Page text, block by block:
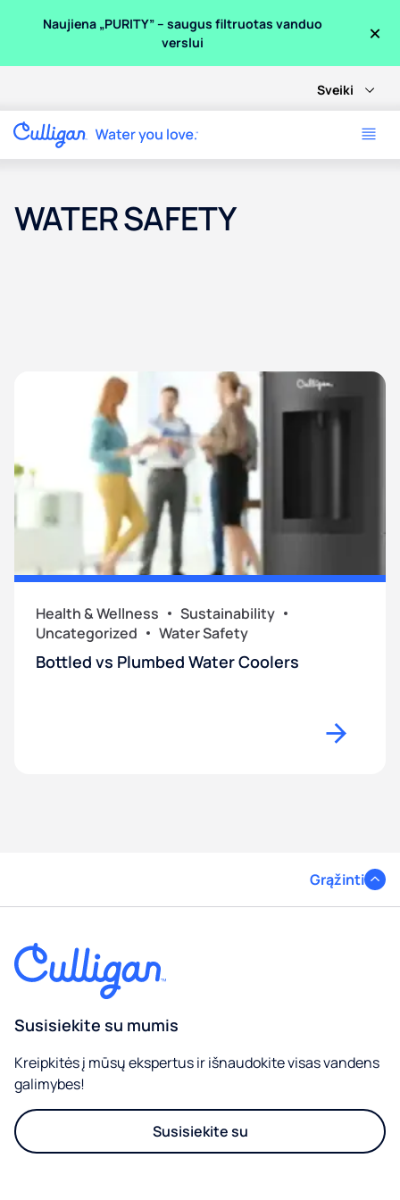
Naujiena „PURITY” – saugus filtruotas vanduo
verslui
×
Sveiki
WATER SAFETY
Health & Wellness
Sustainability
Uncategorized
Water Safety
Bottled vs Plumbed Water Coolers
Grąžinti
Susisiekite su mumis
Kreipkitės į mūsų ekspertus ir išnaudokite visas vandens
galimybes!
Susisiekite su